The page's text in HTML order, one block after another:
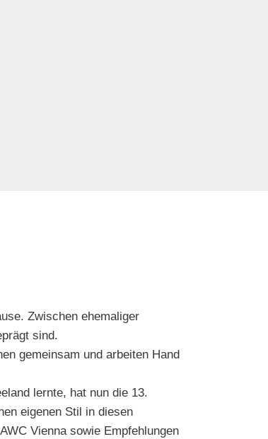
Zwischen ehemaliger
sind.
gemeinsam und arbeiten Hand
lernte, hat nun die 13.
eigenen Stil in diesen
Vienna sowie Empfehlungen